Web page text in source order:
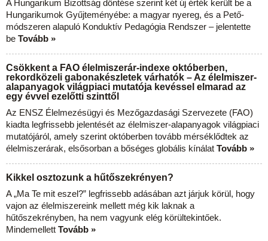
A Hungarikum Bizottság döntése szerint két új érték került be a
Hungarikumok Gyűjteményébe: a magyar nyereg, és a Pető-
módszeren alapuló Konduktív Pedagógia Rendszer – jelentette
be Tovább »
Csökkent a FAO élelmiszerár-indexe októberben,
rekordközeli gabonakészletek várhatók – Az élelmiszer-
alapanyagok világpiaci mutatója kevéssel elmarad az
egy évvel ezelőtti szinttől
Az ENSZ Élelmezésügyi és Mezőgazdasági Szervezete (FAO)
kiadta legfrissebb jelentését az élelmiszer-alapanyagok világpiaci
mutatójáról, amely szerint októberben tovább mérséklődtek az
élelmiszerárak, elsősorban a bőséges globális kínálat Tovább »
Kikkel osztozunk a hűtőszekrényen?
A „Ma Te mit eszel?” legfrissebb adásában azt járjuk körül, hogy
vajon az élelmiszereink mellett még kik laknak a
hűtőszekrényben, ha nem vagyunk elég körültekintőek.
Mindemellett Tovább »